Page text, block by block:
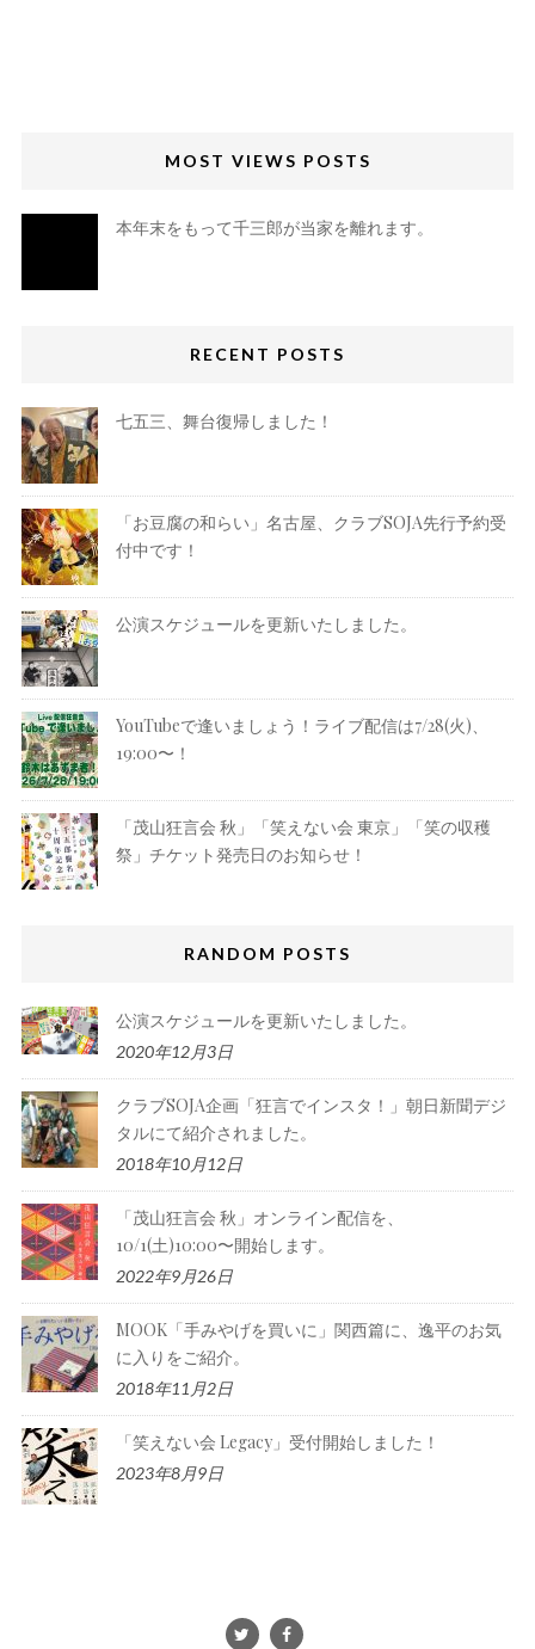
MOST VIEWS POSTS
本年末をもって千三郎が当家を離れます。
RECENT POSTS
七五三、舞台復帰しました！
「お豆腐の和らい」名古屋、クラブSOJA先行予約受
付中です！
公演スケジュールを更新いたしました。
YouTubeで逢いましょう！ライブ配信は7/28(火)、
19:00〜！
「茂山狂言会 秋」「笑えない会 東京」「笑の収穫
祭」チケット発売日のお知らせ！
RANDOM POSTS
公演スケジュールを更新いたしました。
2020年12月3日
クラブSOJA企画「狂言でインスタ！」朝日新聞デジ
タルにて紹介されました。
2018年10月12日
「茂山狂言会 秋」オンライン配信を、
10/1(土)10:00〜開始します。
2022年9月26日
MOOK「手みやげを買いに」関西篇に、逸平のお気
に入りをご紹介。
2018年11月2日
「笑えない会 Legacy」受付開始しました！
2023年8月9日